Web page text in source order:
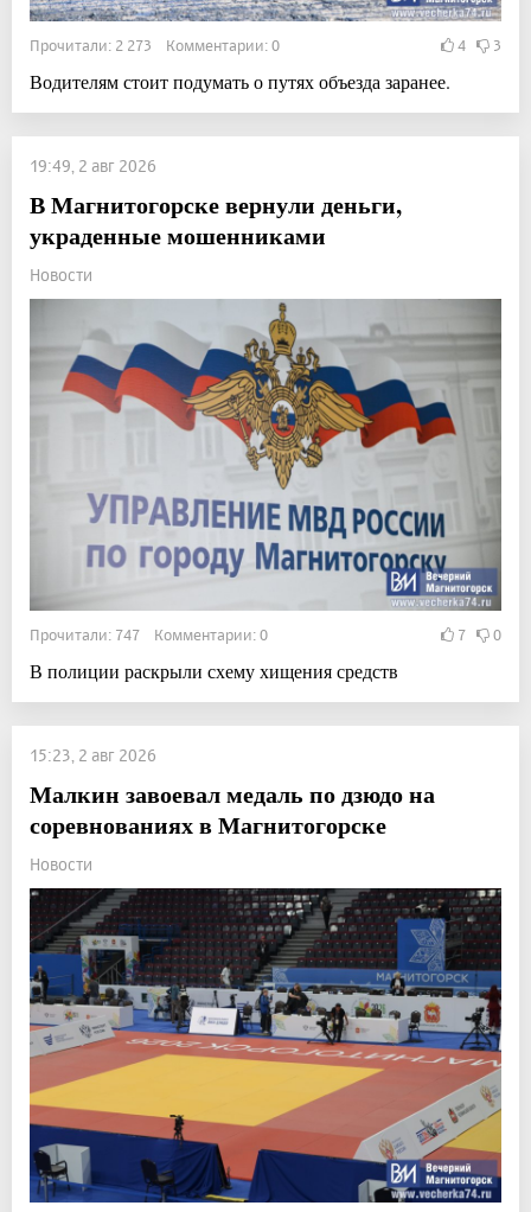
Прочитали: 2 273 Комментарии: 0 4 3
Водителям стоит подумать о путях объезда заранее.
19:49, 2 авг 2026
В Магнитогорске вернули деньги,
украденные мошенниками
Новости
Прочитали: 747 Комментарии: 0 7 0
В полиции раскрыли схему хищения средств
15:23, 2 авг 2026
Малкин завоевал медаль по дзюдо на
соревнованиях в Магнитогорске
Новости